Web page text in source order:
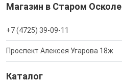
Магазин в Старом Осколе
+7 (4725) 39-09-11
Проспект Алексея Угарова 18ж
Каталог